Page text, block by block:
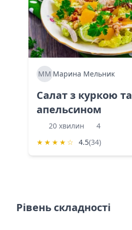
ММ Марина Мельник
Салат з куркою та
апельсином
20 хвилин
4
★ ★ ★ ★ ☆ 4.5(34)
Рівень складності